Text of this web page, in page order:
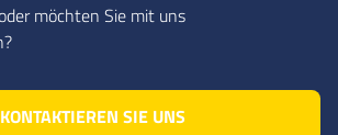
möchten Sie mit uns
KONTAKTIEREN SIE UNS